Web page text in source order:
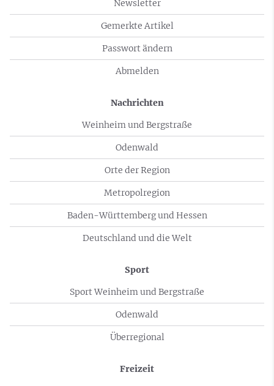
Newsletter
Gemerkte Artikel
Passwort ändern
Abmelden
Nachrichten
Weinheim und Bergstraße
Odenwald
Orte der Region
Metropolregion
Baden-Württemberg und Hessen
Deutschland und die Welt
Sport
Sport Weinheim und Bergstraße
Odenwald
Überregional
Freizeit